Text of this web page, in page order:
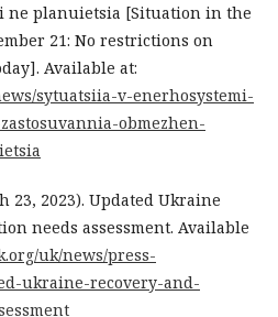
ne planuietsia [Situation in the
21: No restrictions on
Available at:
sytuatsiia-v-enerhosystemi-
obmezhen-
23, 2023). Updated Ukraine
needs assessment. Available
uk/news/press-
ukraine-recovery-and-